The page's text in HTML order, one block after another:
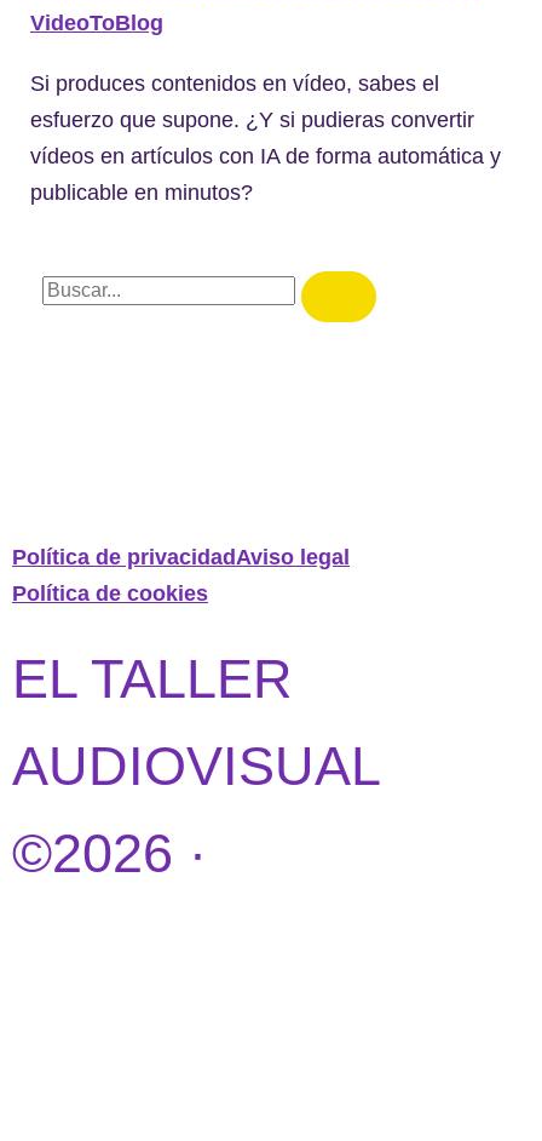
VideoToBlog
Si produces contenidos en vídeo, sabes el
esfuerzo que supone. ¿Y si pudieras convertir
vídeos en artículos con IA de forma automática y
publicable en minutos?
Política de privacidadAviso legal
Política de cookies
EL TALLER
AUDIOVISUAL
©2026 ·